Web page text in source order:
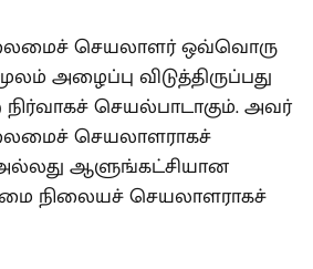
செயலாளர் ஒவ்வொரு
அழைப்பு விடுத்திருப்பது
செயல்பாடாகும். அவர்
செயலாளராகச்
ஆளுங்கட்சியான
நிலையச் செயலாளராகச்